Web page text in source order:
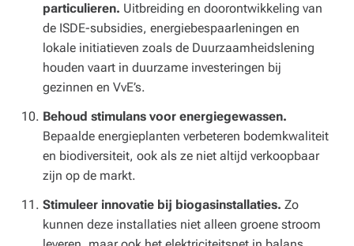
particulieren. Uitbreiding en doorontwikkeling van
de ISDE-subsidies, energiebespaarleningen en
lokale initiatieven zoals de Duurzaamheidslening
houden vaart in duurzame investeringen bij
gezinnen en VvE’s.
Behoud stimulans voor energiegewassen.
Bepaalde energieplanten verbeteren bodemkwaliteit
en biodiversiteit, ook als ze niet altijd verkoopbaar
zijn op de markt.
Stimuleer innovatie bij biogasinstallaties. Zo
kunnen deze installaties niet alleen groene stroom